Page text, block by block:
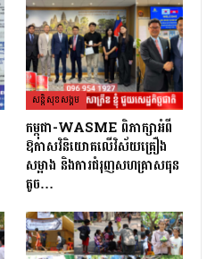
សន្តិសុខសង្គម
កម្ពុជា-WASME ពិភាក្សាអំពី
ឱកាសវិនិយោគលើវិស័យគ្រឿង
សម្អាង និងការជំរុញសហគ្រាសធុន
តូច…